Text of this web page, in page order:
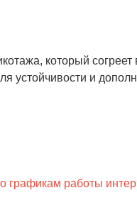
который
устойчивости и
графикам работы